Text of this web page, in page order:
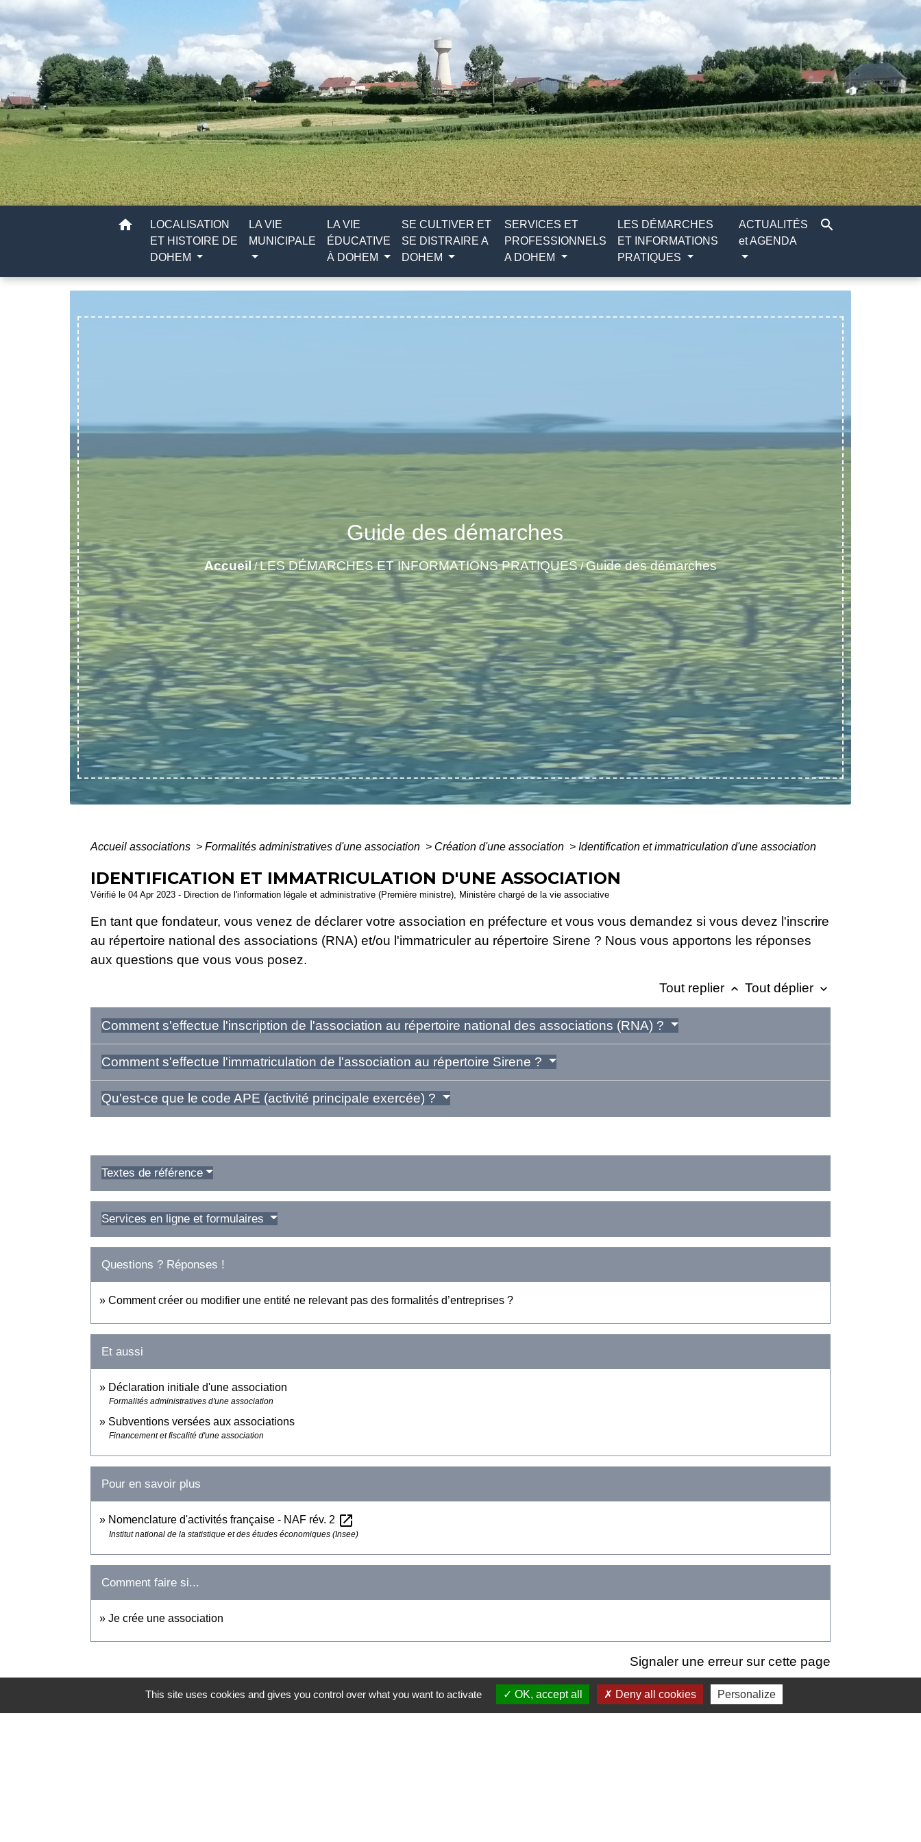
home
LOCALISATION
ET HISTOIRE DE
DOHEM
LA VIE
MUNICIPALE
LA VIE
ÉDUCATIVE
À DOHEM
SE CULTIVER ET
SE DISTRAIRE A
DOHEM
SERVICES ET
PROFESSIONNELS
A DOHEM
LES DÉMARCHES
ET INFORMATIONS
PRATIQUES
ACTUALITÉS
et AGENDA
search
Guide des démarches
Accueil/LES DÉMARCHES ET INFORMATIONS PRATIQUES/Guide des démarches
Accueil associations > Formalités administratives d'une association > Création d'une association > Identification et immatriculation d'une association
IDENTIFICATION ET IMMATRICULATION D'UNE ASSOCIATION
Vérifié le 04 Apr 2023 - Direction de l'information légale et administrative (Première ministre), Ministère chargé de la vie associative
En tant que fondateur, vous venez de déclarer votre association en préfecture et vous vous demandez si vous devez l'inscrire
au répertoire national des associations (RNA) et/ou l'immatriculer au répertoire Sirene ? Nous vous apportons les réponses
aux questions que vous vous posez.
Tout replier keyboard_arrow_up Tout déplier keyboard_arrow_down
Comment s'effectue l'inscription de l'association au répertoire national des associations (RNA) ?
Comment s'effectue l'immatriculation de l'association au répertoire Sirene ?
Qu'est-ce que le code APE (activité principale exercée) ?
Textes de référence
Services en ligne et formulaires
Questions ? Réponses !
Comment créer ou modifier une entité ne relevant pas des formalités d’entreprises ?
Et aussi
Déclaration initiale d'une association
Formalités administratives d'une association
Subventions versées aux associations
Financement et fiscalité d'une association
Pour en savoir plus
Nomenclature d'activités française - NAF rév. 2 open_in_new
Institut national de la statistique et des études économiques (Insee)
Comment faire si...
Je crée une association
Signaler une erreur sur cette page
This site uses cookies and gives you control over what you want to activate OK, accept all Deny all cookies Personalize